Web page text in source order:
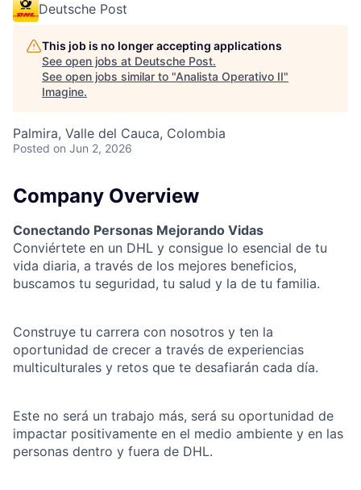
Deutsche Post
This job is no longer accepting applications
See open jobs at Deutsche Post.
See open jobs similar to "Analista Operativo II"
Imagine.
Palmira, Valle del Cauca, Colombia
Posted on Jun 2, 2026
Company Overview
Conectando Personas Mejorando Vidas
Conviértete en un DHL y consigue lo esencial de tu
vida diaria, a través de los mejores beneficios,
buscamos tu seguridad, tu salud y la de tu familia.
Construye tu carrera con nosotros y ten la
oportunidad de crecer a través de experiencias
multiculturales y retos que te desafiarán cada día.
Este no será un trabajo más, será su oportunidad de
impactar positivamente en el medio ambiente y en las
personas dentro y fuera de DHL.